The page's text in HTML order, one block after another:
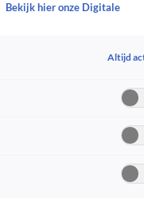
Bekijk hier onze Digitale
Altijd